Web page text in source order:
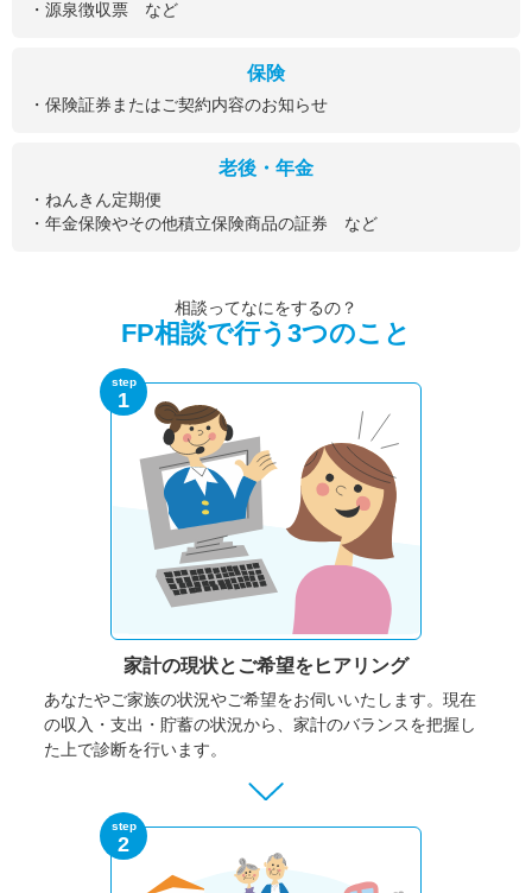
・源泉徴収票 など
保険
・保険証券またはご契約内容のお知らせ
老後・年金
・ねんきん定期便
・年金保険やその他積立保険商品の証券 など
相談ってなにをするの？
FP相談で行う3つのこと
step
1
家計の現状と ご希望をヒアリング
あなたやご家族の状況やご希望をお伺いいたします。 現在
の収入・支出・貯蓄の状況から、家計のバランスを把握し
た上で診断を行います。
step
2